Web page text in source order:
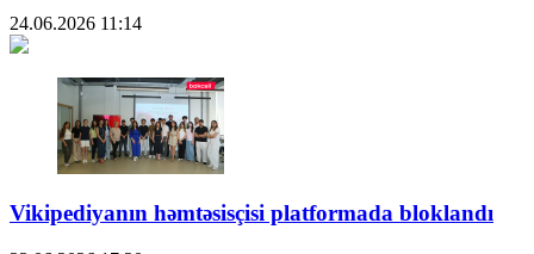
24.06.2026 11:14
Vikipediyanın həmtəsisçisi platformada bloklandı